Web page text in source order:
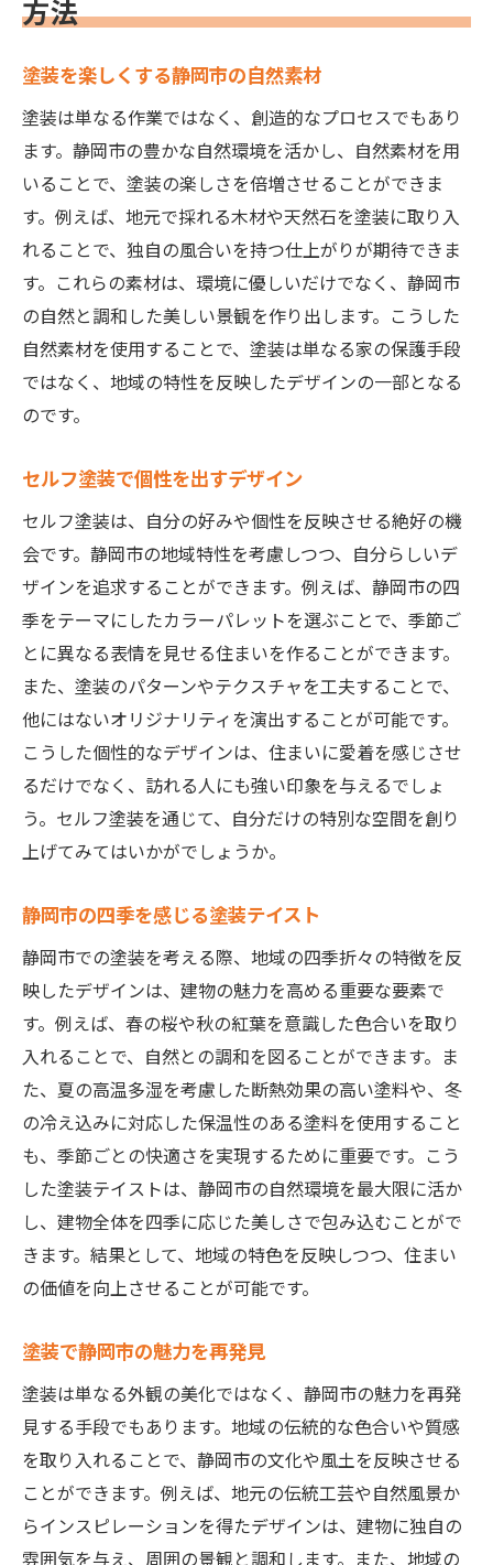
方法
塗装を楽しくする静岡市の自然素材
塗装は単なる作業ではなく、創造的なプロセスでもあり
ます。静岡市の豊かな自然環境を活かし、自然素材を用
いることで、塗装の楽しさを倍増させることができま
す。例えば、地元で採れる木材や天然石を塗装に取り入
れることで、独自の風合いを持つ仕上がりが期待できま
す。これらの素材は、環境に優しいだけでなく、静岡市
の自然と調和した美しい景観を作り出します。こうした
自然素材を使用することで、塗装は単なる家の保護手段
ではなく、地域の特性を反映したデザインの一部となる
のです。
セルフ塗装で個性を出すデザイン
セルフ塗装は、自分の好みや個性を反映させる絶好の機
会です。静岡市の地域特性を考慮しつつ、自分らしいデ
ザインを追求することができます。例えば、静岡市の四
季をテーマにしたカラーパレットを選ぶことで、季節ご
とに異なる表情を見せる住まいを作ることができます。
また、塗装のパターンやテクスチャを工夫することで、
他にはないオリジナリティを演出することが可能です。
こうした個性的なデザインは、住まいに愛着を感じさせ
るだけでなく、訪れる人にも強い印象を与えるでしょ
う。セルフ塗装を通じて、自分だけの特別な空間を創り
上げてみてはいかがでしょうか。
静岡市の四季を感じる塗装テイスト
静岡市での塗装を考える際、地域の四季折々の特徴を反
映したデザインは、建物の魅力を高める重要な要素で
す。例えば、春の桜や秋の紅葉を意識した色合いを取り
入れることで、自然との調和を図ることができます。ま
た、夏の高温多湿を考慮した断熱効果の高い塗料や、冬
の冷え込みに対応した保温性のある塗料を使用すること
も、季節ごとの快適さを実現するために重要です。こう
した塗装テイストは、静岡市の自然環境を最大限に活か
し、建物全体を四季に応じた美しさで包み込むことがで
きます。結果として、地域の特色を反映しつつ、住まい
の価値を向上させることが可能です。
塗装で静岡市の魅力を再発見
塗装は単なる外観の美化ではなく、静岡市の魅力を再発
見する手段でもあります。地域の伝統的な色合いや質感
を取り入れることで、静岡市の文化や風土を反映させる
ことができます。例えば、地元の伝統工芸や自然風景か
らインスピレーションを得たデザインは、建物に独自の
雰囲気を与え、周囲の景観と調和します。また、地域の